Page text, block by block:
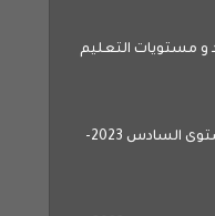
و مستويات التعليم
جميع فروض المرحلة الأولى المستوى السادس 2023-